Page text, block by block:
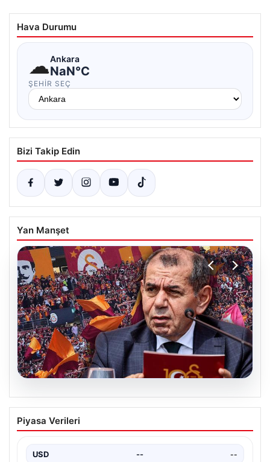
Hava Durumu
☁Ankara
NaN°C
ŞEHIR SEÇ
Bizi Takip Edin
Yan Manşet
03.08.2026
Galatasaray taraftarından Rennes maçı
öncesi protesto! “Dursun Özbek,
{"title": "Galatasaray Taraftarlarından Rennes Maçı
Piyasa Verileri
USD -- --